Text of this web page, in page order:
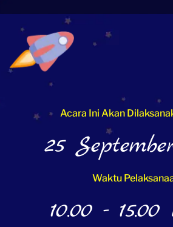
Acara Ini Akan
25
Waktu
10.00 -